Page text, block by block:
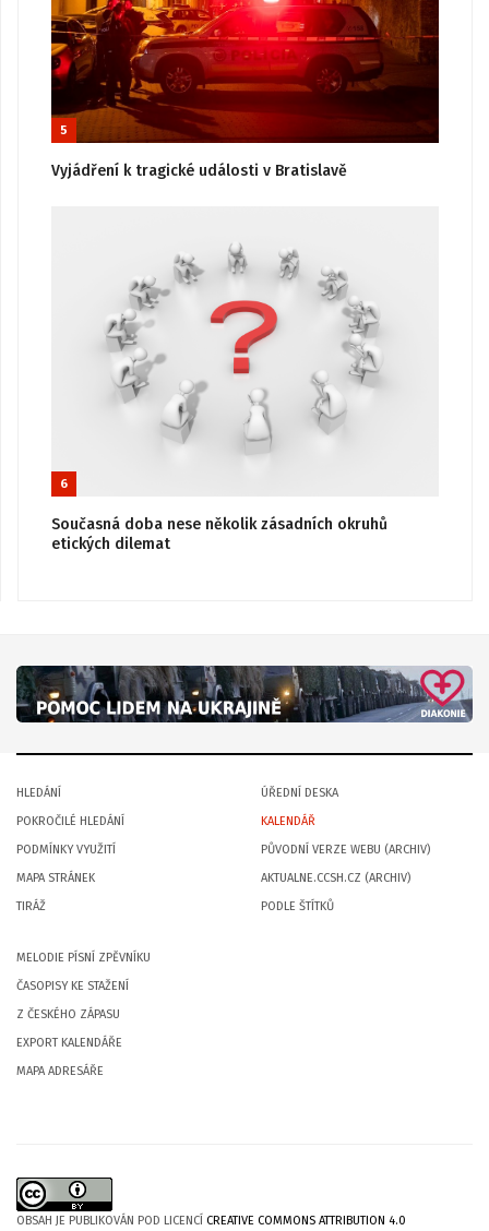
5
Vyjádření k tragické události v Bratislavě
6
Současná doba nese několik zásadních okruhů
etických dilemat
HLEDÁNÍ
POKROČILÉ HLEDÁNÍ
PODMÍNKY VYUŽITÍ
MAPA STRÁNEK
TIRÁŽ
ÚŘEDNÍ DESKA
KALENDÁŘ
PŮVODNÍ VERZE WEBU (ARCHIV)
AKTUALNE.CCSH.CZ (ARCHIV)
PODLE ŠTÍTKŮ
MELODIE PÍSNÍ ZPĚVNÍKU
ČASOPISY KE STAŽENÍ
Z ČESKÉHO ZÁPASU
EXPORT KALENDÁŘE
MAPA ADRESÁŘE
OBSAH JE PUBLIKOVÁN POD LICENCÍ CREATIVE COMMONS ATTRIBUTION 4.0